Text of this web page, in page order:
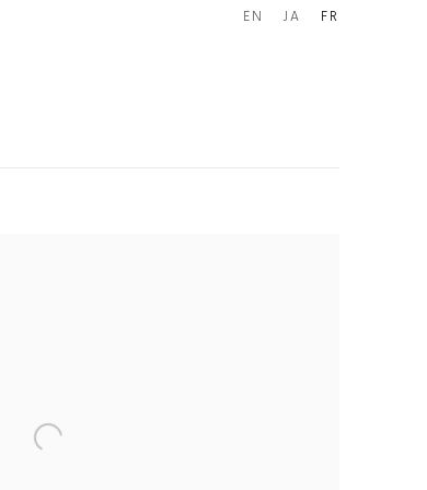
EN JA FR